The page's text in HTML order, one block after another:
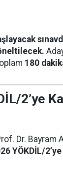
180
2’ye
Dr. Bayram
YÖKDİL/